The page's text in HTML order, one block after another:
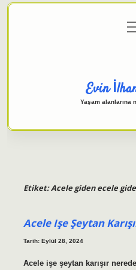
Gizlilik
aç
Evin
Yaşam alanlarına
Etiket:Acele giden ecele
Acele Işe Şeytan
Tarih: Eylül 28, 2024
Acele işe şeytan karışır